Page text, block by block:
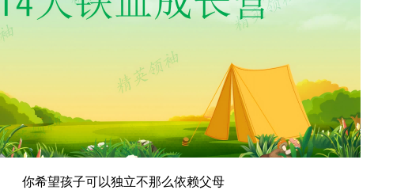
你希望孩子可以独立不那么依赖父母